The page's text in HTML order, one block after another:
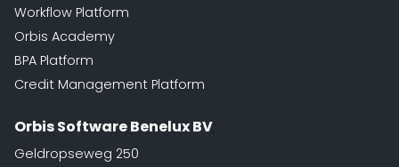
Workflow Platform
Orbis Academy
BPA Platform
Credit Management Platform
Orbis Software Benelux BV
Geldropseweg 250